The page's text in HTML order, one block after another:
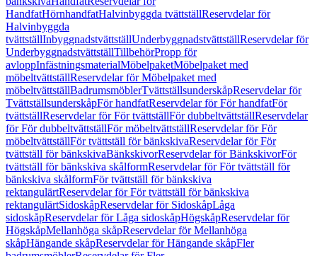
HandfatHörnhandfatHalvinbyggda tvättställReservdelar för
Halvinbyggda
tvättställInbyggnadstvättställUnderbyggnadstvättställReservdelar för
UnderbyggnadstvättställTillbehörPropp för
avloppInfästningsmaterialMöbelpaketMöbelpaket med
möbeltvättställReservdelar för Möbelpaket med
möbeltvättställBadrumsmöblerTvättställsunderskåpReservdelar för
TvättställsunderskåpFör handfatReservdelar för För handfatFör
tvättställReservdelar för För tvättställFör dubbeltvättställReservdelar
för För dubbeltvättställFör möbeltvättställReservdelar för För
möbeltvättställFör tvättställ för bänkskivaReservdelar för För
tvättställ för bänkskivaBänkskivorReservdelar för BänkskivorFör
tvättställ för bänkskiva skålformReservdelar för För tvättställ för
bänkskiva skålformFör tvättställ för bänkskiva
rektangulärtReservdelar för För tvättställ för bänkskiva
rektangulärtSidoskåpReservdelar för SidoskåpLåga
sidoskåpReservdelar för Låga sidoskåpHögskåpReservdelar för
HögskåpMellanhöga skåpReservdelar för Mellanhöga
skåpHängande skåpReservdelar för Hängande skåpFler